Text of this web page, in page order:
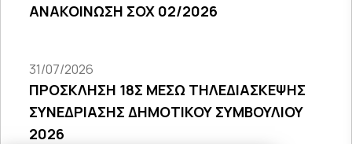
ΑΝΑΚΟΙΝΩΣΗ ΣΟΧ 02/2026
31/07/2026
ΠΡΟΣΚΛΗΣΗ 18Σ ΜΕΣΩ ΤΗΛΕΔΙΑΣΚΕΨΗΣ
ΣΥΝΕΔΡΙΑΣΗΣ ΔΗΜΟΤΙΚΟΥ ΣΥΜΒΟΥΛΙΟΥ
2026